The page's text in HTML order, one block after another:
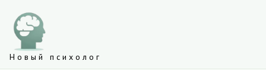
Новый психолог